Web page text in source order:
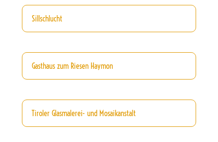
Sillschlucht
Gasthaus zum Riesen Haymon
Tiroler Glasmalerei- und Mosaikanstalt